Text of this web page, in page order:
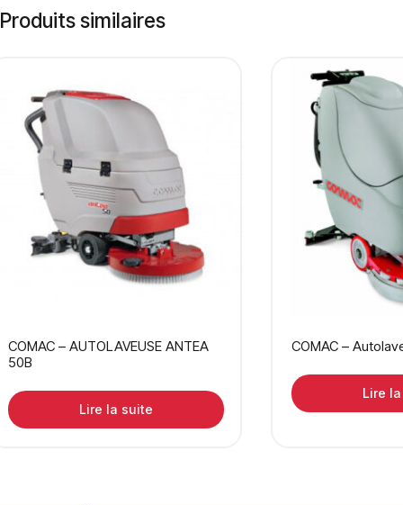
Produits similaires
COMAC – AUTOLAVEUSE ANTEA
50B
Lire la suite
COMAC –
Lire